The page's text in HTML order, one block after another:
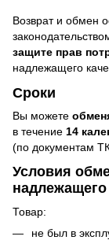
Возврат и обмен
защите прав
надлежащего
Сроки
Вы можете
в течение 14
(по документам
Условия
надлежащего
Товар:
не был в